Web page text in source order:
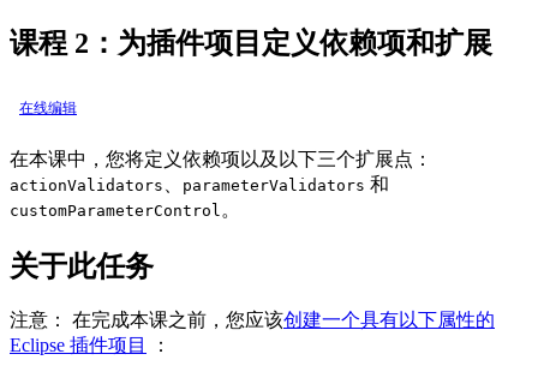
课程 2：为插件项目定义依赖项和扩展
在线编辑
在本课中，您将定义依赖项以及以下三个扩展点：
actionValidators parameterValidators 和
customParameterControl 。
关于此任务
注意： 在完成本课之前，您应该创建一个具有以下属性的
Eclipse 插件项目
：